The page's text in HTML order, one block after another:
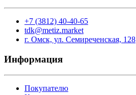
+7 (3812) 40-40-65
tdk@metiz.market
г. Омск, ул. Семиреченская, 128
Информация
Покупателю